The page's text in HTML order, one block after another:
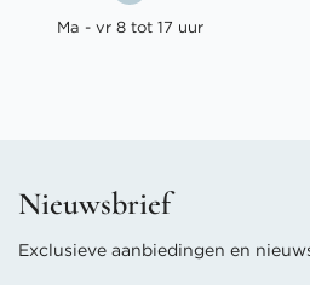
Ma - vr 8 tot 17 uur
Nieuwsbrief
Exclusieve aanbiedingen en